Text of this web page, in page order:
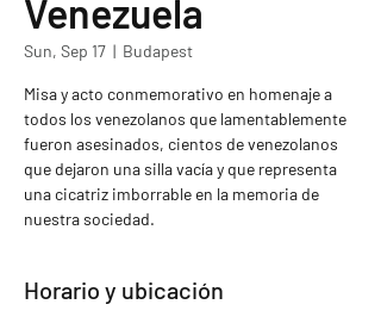
Venezuela
Sun, Sep 17
  |
Budapest
Misa y acto conmemorativo en homenaje a
todos los venezolanos que lamentablemente
fueron asesinados, cientos de venezolanos
que dejaron una silla vacía y que representa
una cicatriz imborrable en la memoria de
nuestra sociedad.
Horario y ubicación